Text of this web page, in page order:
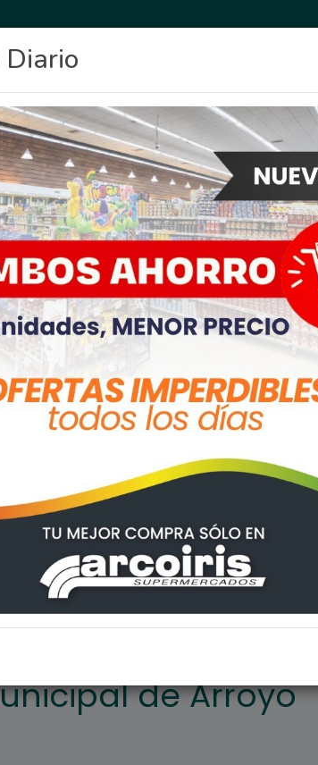
DEPORTES FIGHIERA GENERAL LAGOS POLICIALES
Diario
ARROYO SECO
de Arroyo